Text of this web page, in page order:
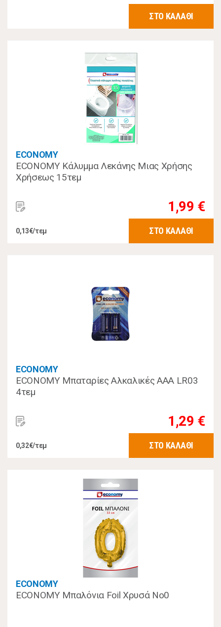
ΣΤΟ ΚΑΛΑΘΙ
ECONOMY
ECONOMY Κάλυμμα Λεκάνης Μιας Χρήσης
Χρήσεως 15τεμ
1,99 €
0,13€/τεμ ΣΤΟ ΚΑΛΑΘΙ
ECONOMY
ECONOMY Μπαταρίες Αλκαλικές ΑΑΑ LR03
4τεμ
1,29 €
0,32€/τεμ ΣΤΟ ΚΑΛΑΘΙ
ECONOMY
ECONOMY Μπαλόνια Foil Χρυσά Νο0